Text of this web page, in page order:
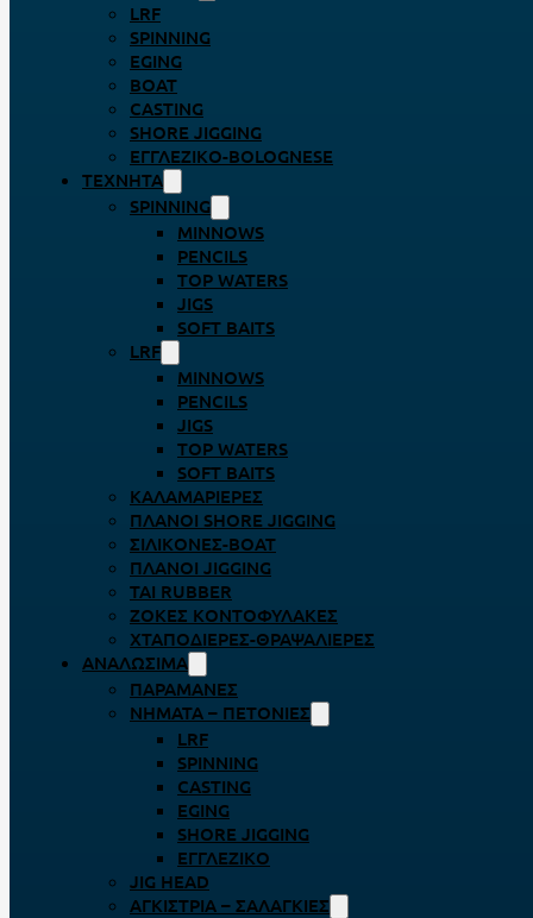
LRF
SPINNING
EGING
BOAT
CASTING
SHORE JIGGING
ΕΓΓΛΈΖΙΚΟ-BOLOGNESE
ΤΕΧΝΗΤΆ
SPINNING
MINNOWS
PENCILS
TOP WATERS
JIGS
SOFT BAITS
LRF
MINNOWS
PENCILS
JIGS
TOP WATERS
SOFT BAITS
ΚΑΛΑΜΑΡΙΈΡΕΣ
ΠΛΆΝΟΙ SHORE JIGGING
ΣΙΛΙΚΌΝΕΣ-BOAT
ΠΛΆΝΟΙ JIGGING
TAI RUBBER
ΖΌΚΕΣ ΚΟΝΤΟΦΎΛΑΚΕΣ
ΧΤΑΠΟΔΙΈΡΕΣ-ΘΡΑΨΑΛΙΈΡΕΣ
ΑΝΑΛΏΣΙΜΑ
ΠΑΡΑΜΆΝΕΣ
ΝΉΜΑΤΑ – ΠΕΤΟΝΙΈΣ
LRF
SPINNING
CASTING
EGING
SHORE JIGGING
ΕΓΓΛΈΖΙΚΟ
JIG HEAD
ΑΓΚΊΣΤΡΙΑ – ΣΑΛΑΓΚΙΈΣ